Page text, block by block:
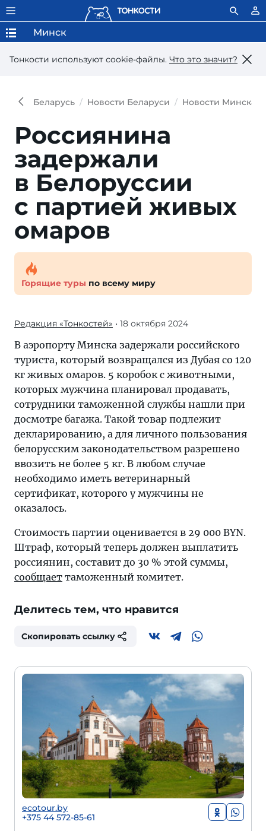
Тонкости используют сookie-файлы. Что это значит?
Минск
Беларусь Новости Беларуси Новости Минска
Россиянина
задержали
в Бело­руссии
с пар­тией живых
омаров
Горящие туры по всему миру
Редакция «Тонкостей» • 18 октября 2024
В аэропорту Минска задержали российского
туриста, который возвращался из Дубая со 120
кг живых омаров. 5 коробок с животными,
которых мужчина планировал продавать,
сотрудники таможенной службы нашли при
досмотре багажа. Такой товар подлежит
декларированию, а для личного пользования
белорусским законодательством разрешено
ввозить не более 5 кг. В любом случае
необходимо иметь ветеринарный
сертификат, которого у мужчины не
оказалось.
Стоимость партии оценивается в 29 000 BYN.
Штраф, который теперь должен выплатить
россиянин, составит до 30 % этой суммы,
сообщает таможенный комитет.
Делитесь тем, что нравится
Скопировать ссылку
ecotour.by
+375 44 572-85-61